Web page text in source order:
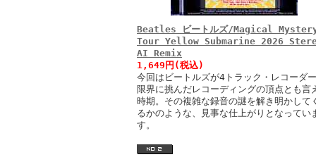
Beatles ビートルズ/Magical
Tour Yellow Submarine 2026
AI Remix
1,649円(税込)
今回はビートルズが4トラック・レコーダ
限界に挑んだレコーディングの頂点とも言
時期。その複雑な録音の謎を解き明かして
るかのような、見事な仕上がりとなってい
す。